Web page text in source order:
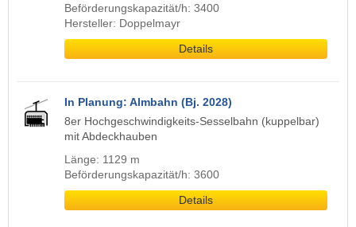
Beförderungskapazität/h: 3400
Hersteller: Doppelmayr
Details
In Planung: Almbahn (Bj. 2028)
8er Hochgeschwindigkeits-Sesselbahn (kuppelbar)
mit Abdeckhauben
Länge: 1129 m
Beförderungskapazität/h: 3600
Details